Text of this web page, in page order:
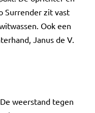
Surrender zit vast
Ook een
Janus de V.
weerstand tegen